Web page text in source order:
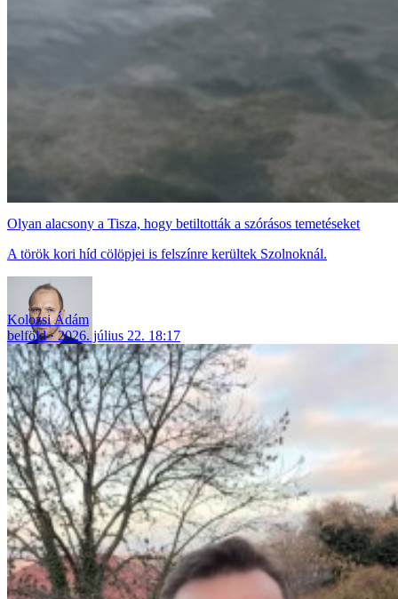
Olyan alacsony a Tisza, hogy betiltották a szórásos temetéseket
A török kori híd cölöpjei is felszínre kerültek Szolnoknál.
Kolozsi Ádám
belföld
2026. július 22. 18:17